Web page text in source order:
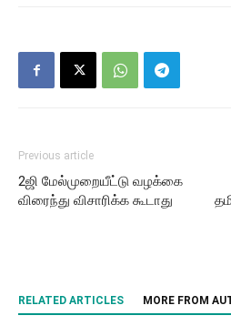
Previous article
2ஜி மேல்முறையீட்டு வழக்கை
விரைந்து விசாரிக்க கூடாது
RELATED ARTICLES MORE FROM